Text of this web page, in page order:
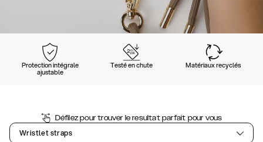
Protection intégrale
ajustable
Testé en chute Matériaux recyclés
Défilez pour trouver le resultat parfait pour vous
Wristlet straps